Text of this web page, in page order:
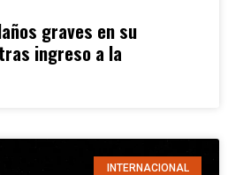
graves en su
ingreso a la
INTERNACIONAL